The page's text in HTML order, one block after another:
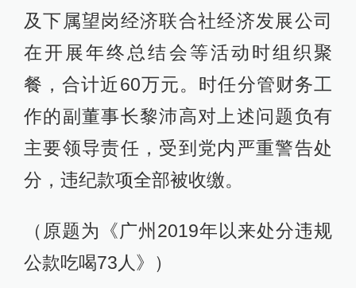
及下属望岗经济联合社经济发展公司
在开展年终总结会等活动时组织聚
餐，合计近60万元。时任分管财务工
作的副董事长黎沛高对上述问题负有
主要领导责任，受到党内严重警告处
分，违纪款项全部被收缴。
（原题为《广州2019年以来处分违规
公款吃喝73人》）